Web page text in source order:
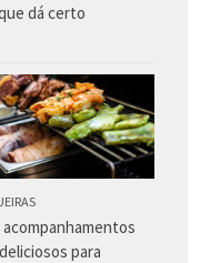
dá certo
acompanhamentos
para